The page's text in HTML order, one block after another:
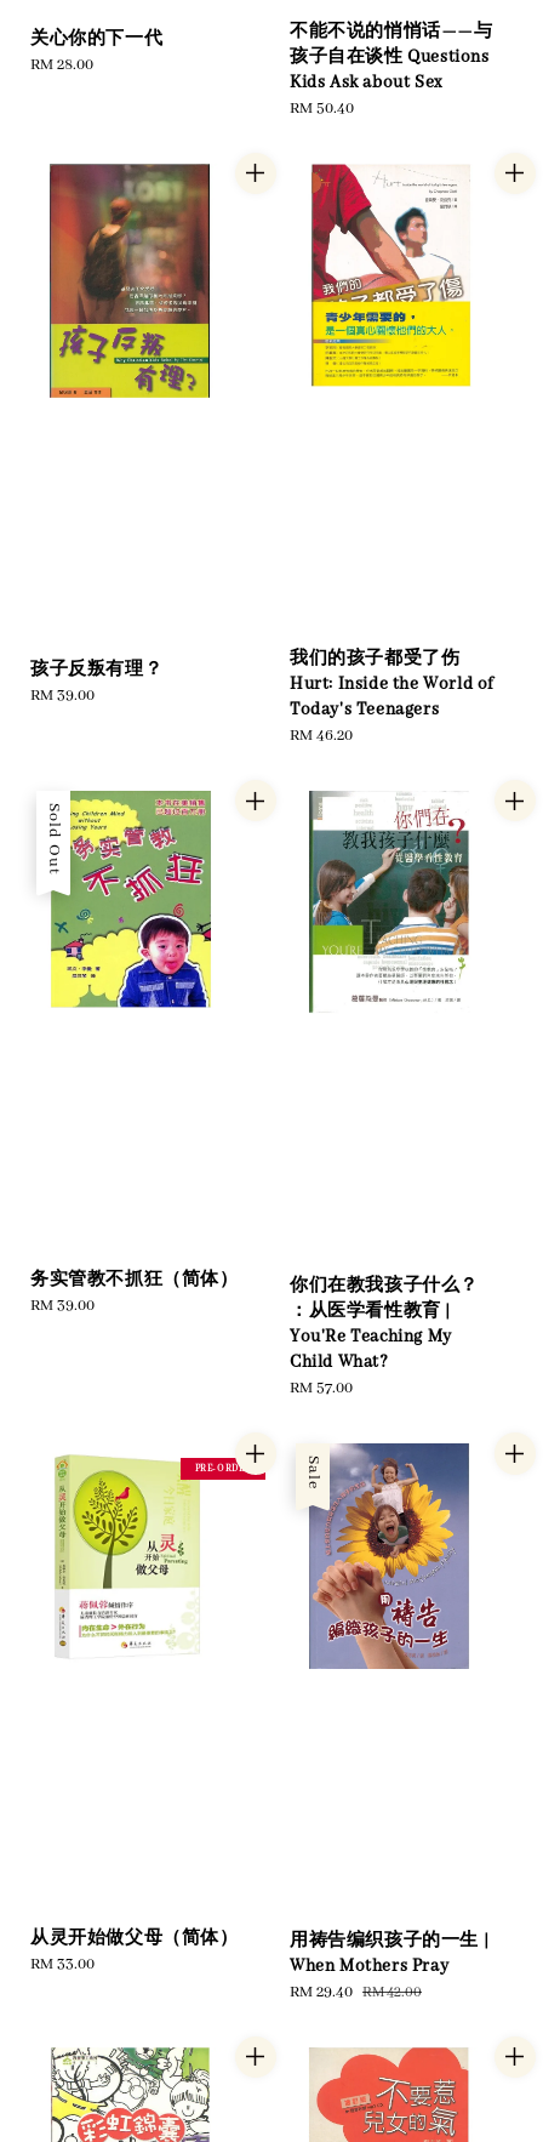
关心你的下一代
Regular
RM 28.00
不能不说的悄悄话——与
孩子自在谈性 Questions
Kids Ask about Sex
Regular
RM 50.40
孩子反叛有理？
Regular
RM 39.00
我们的孩子都受了伤
Hurt: Inside the World of
Today's Teenagers
Regular
RM 46.20
Sold Out
务实管教不抓狂（简体）
Regular
RM 39.00
你们在教我孩子什么？
：从医学看性教育 |
You'Re Teaching My
Child What?
Regular
RM 57.00
PRE-ORDER
从灵开始做父母（简体）
Regular
RM 33.00
Sale
用祷告编织孩子的一生 |
When Mothers Pray
Sale
RM 29.40 Regular
RM 42.00